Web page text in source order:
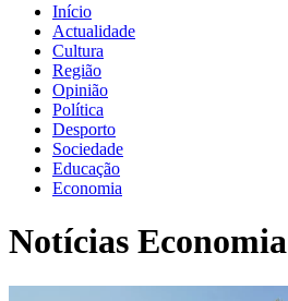
Início
Actualidade
Cultura
Região
Opinião
Política
Desporto
Sociedade
Educação
Economia
Notícias Economia